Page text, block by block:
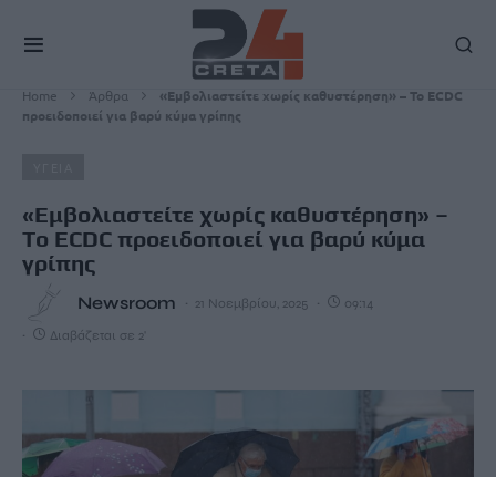
Home Άρθρα
«Εμβολιαστείτε χωρίς καθυστέρηση» – To ECDC
προειδοποιεί για βαρύ κύμα γρίπης
«Εμβολιαστείτε χωρίς καθυστέρηση» –
To ECDC προειδοποιεί για βαρύ κύμα
γρίπης
Newsroom 21 Νοεμβρίου, 2025 09:14
Διαβάζεται σε 2'